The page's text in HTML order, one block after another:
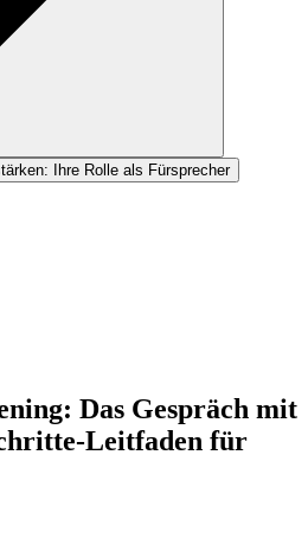
Ihre Rolle als Fürsprecher
Das Gespräch mit
Leitfaden für